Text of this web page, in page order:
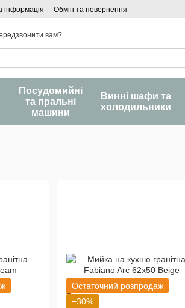
інформація Обмін та повернення
вам?
Посудомийні
та пральні
машини
Винні шафи та
холодильники
Остаточний розпродаж
−30%